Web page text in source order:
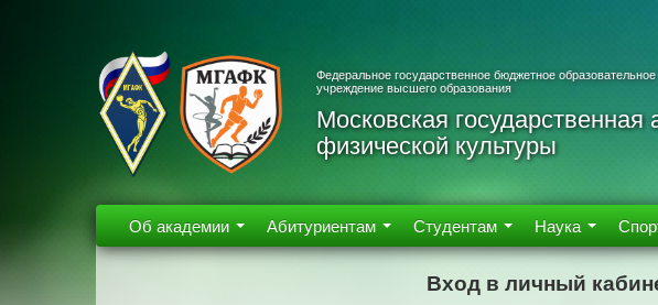
Федеральное государственное бюджетное образовательное
учреждение высшего образования
Московская государственная
физической культуры
Об академии Абитуриентам Студентам Наука
Вход в личный